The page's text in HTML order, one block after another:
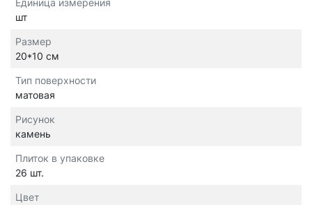
Единица измерения
шт
Размер
20*10 см
Тип поверхности
матовая
Рисунок
камень
Плиток в упаковке
26 шт.
Цвет